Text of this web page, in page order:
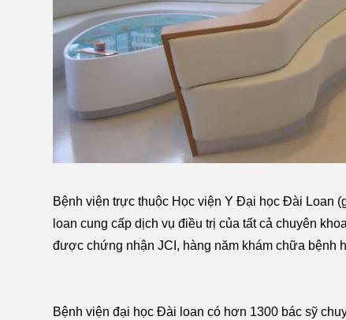
Bệnh viện trực thuộc Học viện Y Đại học Đài Loan
loan cung cấp dịch vụ điều trị của tất cả chuyên
được chứng nhận JCI, hàng năm khám chữa bệnh
Bệnh viện đại học Đài loan có hơn 1300 bác sỹ